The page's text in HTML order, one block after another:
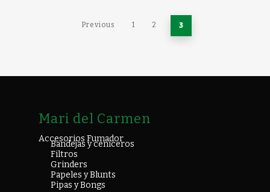
Previous 1 2 3
Mari del Carmen
Accesorios Fumador
Bandejas y ceniceros
Filtros
Grinders
Papeles y Blunts
Pipas y Bongs